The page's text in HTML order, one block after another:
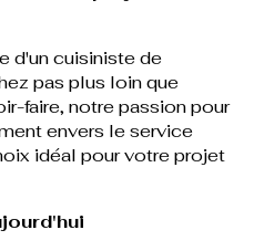
d'un cuisiniste de
pas plus loin que
faire, notre passion pour
envers le service
idéal pour votre projet